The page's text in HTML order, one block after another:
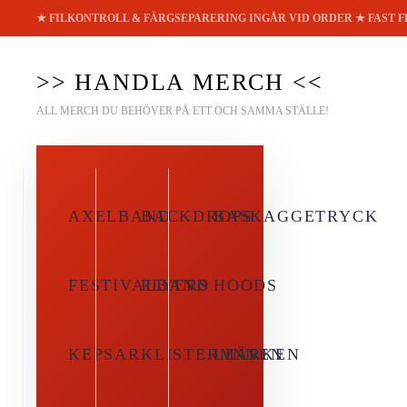
★ FILKONTROLL & FÄRGSEPARERING INGÅR VID ORDER ★ FAST
>> HANDLA MERCH <<
ALL MERCH DU BEHÖVER PÅ ETT OCH SAMMA STÄLLE!
AXELBANDBACKDROPSBASKAGGETRYCK
FESTIVALBAND
FLYERS HOODS
KEPSARKLISTERMÄRKEN
LINNEN